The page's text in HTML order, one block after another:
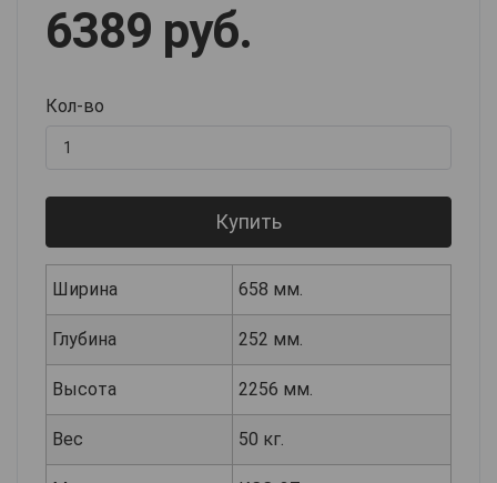
6389 руб.
Кол-во
Купить
Ширина 658 мм.
Глубина 252 мм.
Высота 2256 мм.
Вес 50 кг.